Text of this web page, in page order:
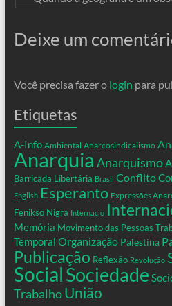
Deixe um
Você precisa fazer o login para
Etiquetas
A-Info Ambiental Anarcosindicalismo
Anarquia Anarquismo
Barricada Libertária Brasil Conflito
English Esperanto Expressões
Fenikso Nigra Internacio
Memória Movimento das Pessoas
Temporal Organização Palestina
Publicação Reflexão Revolução
SocialSociedade
Trabalho União